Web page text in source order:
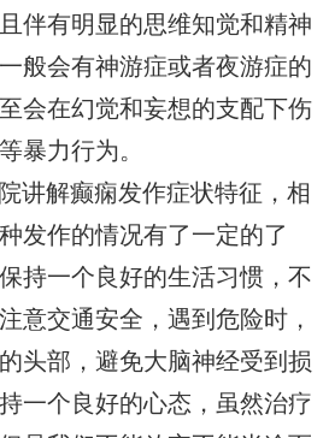
伴有明显的思维知觉和精神
般会有神游症或者夜游症的
会在幻觉和妄想的支配下伤
暴力行为。
讲解癫痫发作症状特征，相
发作的情况有了一定的了
持一个良好的生活习惯，不
意交通安全，遇到危险时，
头部，避免大脑神经受到损
一个良好的心态，虽然治疗